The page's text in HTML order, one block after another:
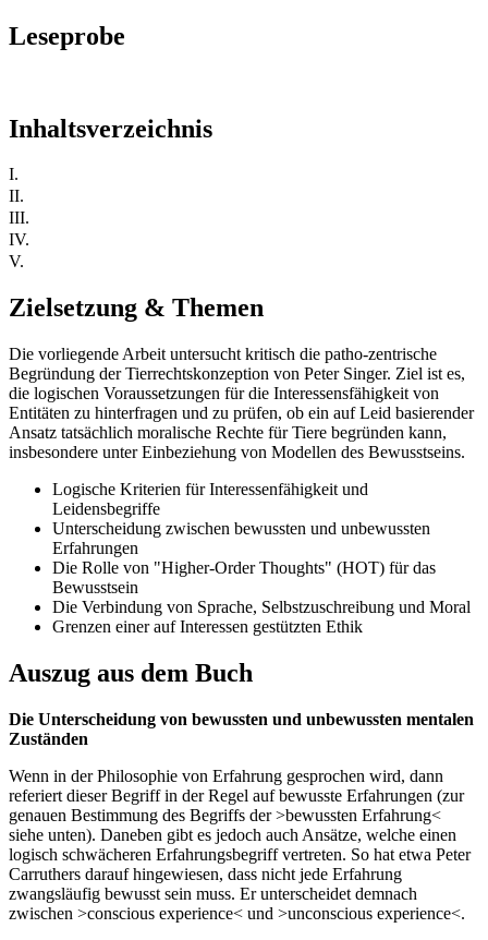
Leseprobe
Inhaltsverzeichnis
I.
II.
III.
IV.
V.
Zielsetzung & Themen
Die vorliegende Arbeit untersucht kritisch die patho-zentrische
Begründung der Tierrechtskonzeption von Peter Singer. Ziel ist es,
die logischen Voraussetzungen für die Interessensfähigkeit von
Entitäten zu hinterfragen und zu prüfen, ob ein auf Leid basierender
Ansatz tatsächlich moralische Rechte für Tiere begründen kann,
insbesondere unter Einbeziehung von Modellen des Bewusstseins.
Logische Kriterien für Interessenfähigkeit und
Leidensbegriffe
Unterscheidung zwischen bewussten und unbewussten
Erfahrungen
Die Rolle von "Higher-Order Thoughts" (HOT) für das
Bewusstsein
Die Verbindung von Sprache, Selbstzuschreibung und Moral
Grenzen einer auf Interessen gestützten Ethik
Auszug aus dem Buch
Die Unterscheidung von bewussten und unbewussten mentalen
Zuständen
Wenn in der Philosophie von Erfahrung gesprochen wird, dann
referiert dieser Begriff in der Regel auf bewusste Erfahrungen (zur
genauen Bestimmung des Begriffs der >bewussten Erfahrung<
siehe unten). Daneben gibt es jedoch auch Ansätze, welche einen
logisch schwächeren Erfahrungsbegriff vertreten. So hat etwa Peter
Carruthers darauf hingewiesen, dass nicht jede Erfahrung
zwangsläufig bewusst sein muss. Er unterscheidet demnach
zwischen >conscious experience< und >unconscious experience<.